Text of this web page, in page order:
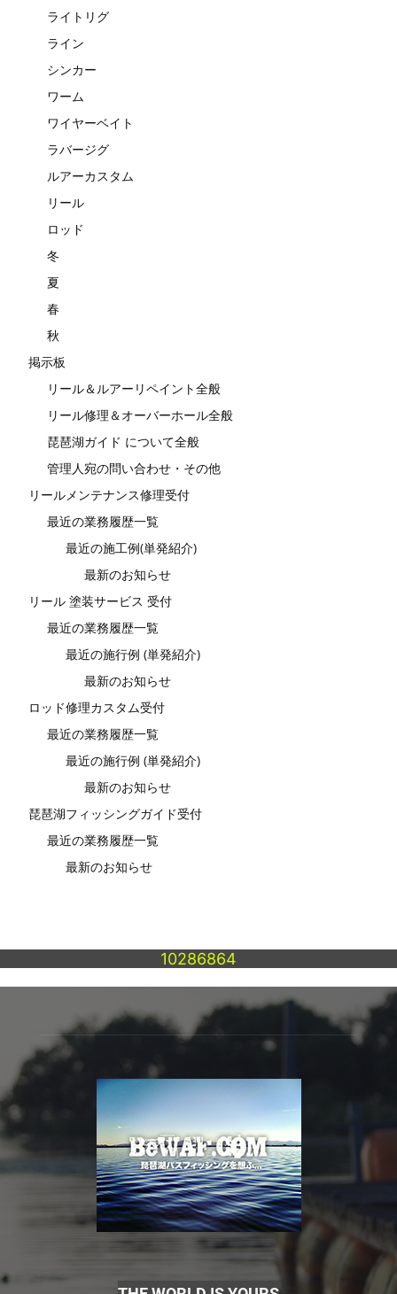
ライトリグ
ライン
シンカー
ワーム
ワイヤーベイト
ラバージグ
ルアーカスタム
リール
ロッド
冬
夏
春
秋
掲示板
リール＆ルアーリペイント全般
リール修理＆オーバーホール全般
琵琶湖ガイド について全般
管理人宛の問い合わせ・その他
リールメンテナンス修理受付
最近の業務履歴一覧
最近の施工例(単発紹介)
最新のお知らせ
リール 塗装サービス 受付
最近の業務履歴一覧
最近の施行例 (単発紹介)
最新のお知らせ
ロッド修理カスタム受付
最近の業務履歴一覧
最近の施行例 (単発紹介)
最新のお知らせ
琵琶湖フィッシングガイド受付
最近の業務履歴一覧
最新のお知らせ
10286864